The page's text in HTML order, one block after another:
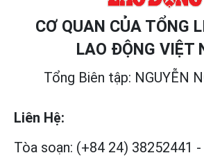
CƠ QUAN CỦA TỔNG
LAO ĐỘNG VIỆT
Tổng Biên tập: NGUYỄN
Liên Hệ:
Tòa soạn: (+84 24) 38252441 -